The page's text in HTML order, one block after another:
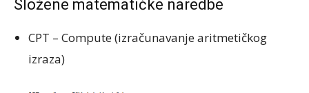
Složene matematičke naredbe
CPT – Compute (izračunavanje aritmetičkog
izraza)